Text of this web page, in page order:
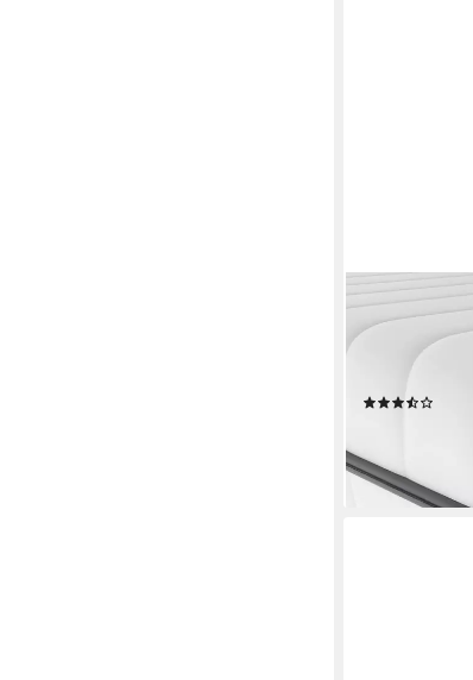
70x200), 2 in
-44%
lieferbar - in 5-6